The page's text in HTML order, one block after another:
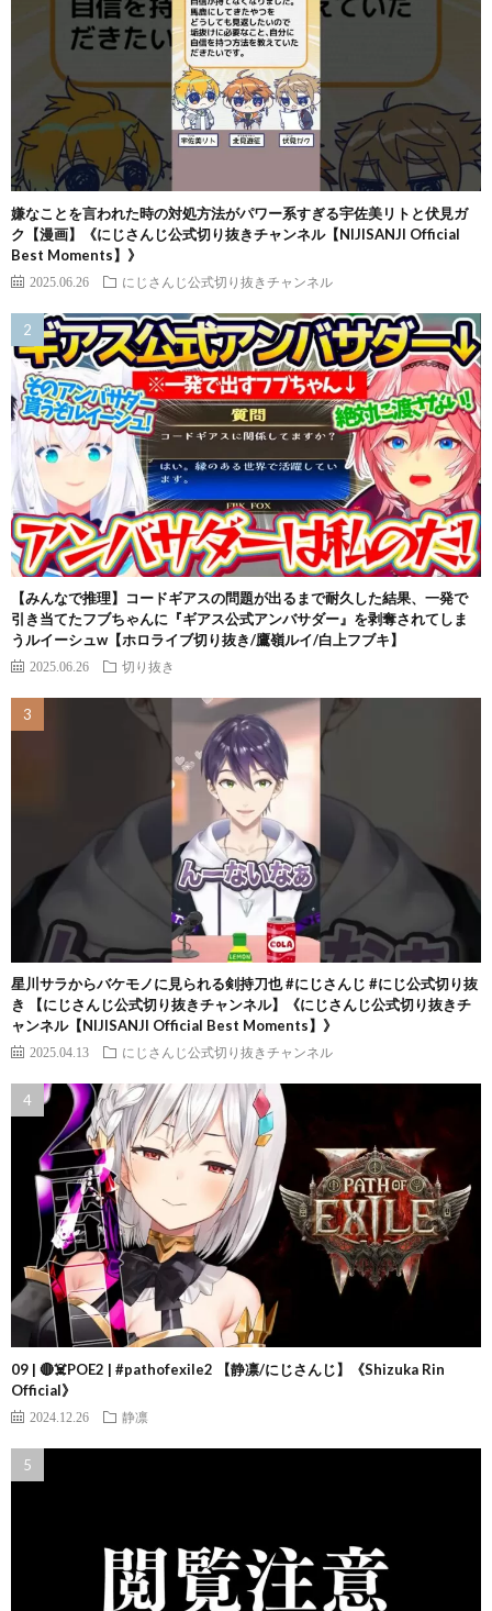
嫌なことを言われた時の対処方法がパワー系すぎる宇佐美リトと伏見ガ
ク【漫画】《にじさんじ公式切り抜きチャンネル【NIJISANJI Official
Best Moments】》
2025.06.26 にじさんじ公式切り抜きチャンネル
【みんなで推理】コードギアスの問題が出るまで耐久した結果、一発で
引き当てたフブちゃんに『ギアス公式アンバサダー』を剥奪されてしま
うルイーシュw【ホロライブ切り抜き/鷹嶺ルイ/白上フブキ】
2025.06.26 切り抜き
星川サラからバケモノに見られる剣持刀也 #にじさんじ #にじ公式切り抜
き 【にじさんじ公式切り抜きチャンネル】《にじさんじ公式切り抜きチ
ャンネル【NIJISANJI Official Best Moments】》
2025.04.13 にじさんじ公式切り抜きチャンネル
09 | 🔴☠️POE2 | #pathofexile2 【静凛/にじさんじ】《Shizuka Rin
Official》
2024.12.26 静凛